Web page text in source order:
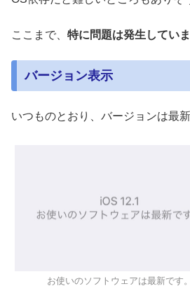
ここまで、 特に問題は発生していま
バージョン表示
いつものとおり、バージョンは最
お使いのソフトウェアは最新です。